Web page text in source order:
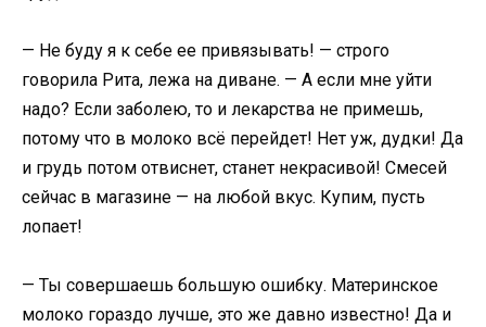
— Не буду я к себе ее привязывать! — строго
говорила Рита, лежа на диване. — А если мне уйти
надо? Если заболею, то и лекарства не примешь,
потому что в молоко всё перейдет! Нет уж, дудки! Да
и грудь потом отвиснет, станет некрасивой! Смесей
сейчас в магазине — на любой вкус. Купим, пусть
лопает!
— Ты совершаешь большую ошибку. Материнское
молоко гораздо лучше, это же давно известно! Да и